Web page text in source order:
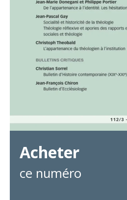
Acheter
ce numéro